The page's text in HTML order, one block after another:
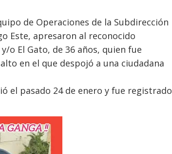
de Operaciones de la Subdirección
Este, apresaron al reconocido
o El Gato, de 36 años, quien fue
en el que despojó a una ciudadana
el pasado 24 de enero y fue registrado